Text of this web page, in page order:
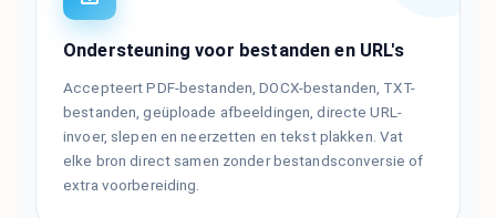
Ondersteuning voor bestanden en URL's
Accepteert PDF-bestanden, DOCX-bestanden, TXT-
bestanden, geüploade afbeeldingen, directe URL-
invoer, slepen en neerzetten en tekst plakken. Vat
elke bron direct samen zonder bestandsconversie of
extra voorbereiding.